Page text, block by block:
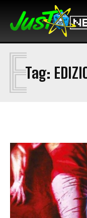
Tag:
E